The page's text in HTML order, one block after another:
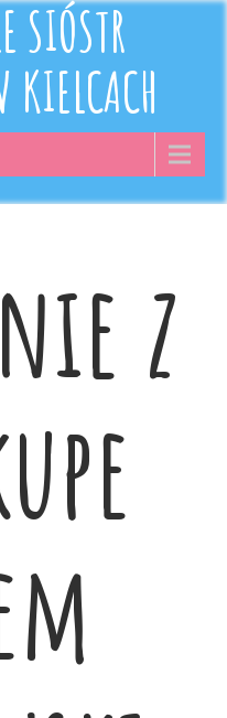
SIÓSTR
KIELCACH
z